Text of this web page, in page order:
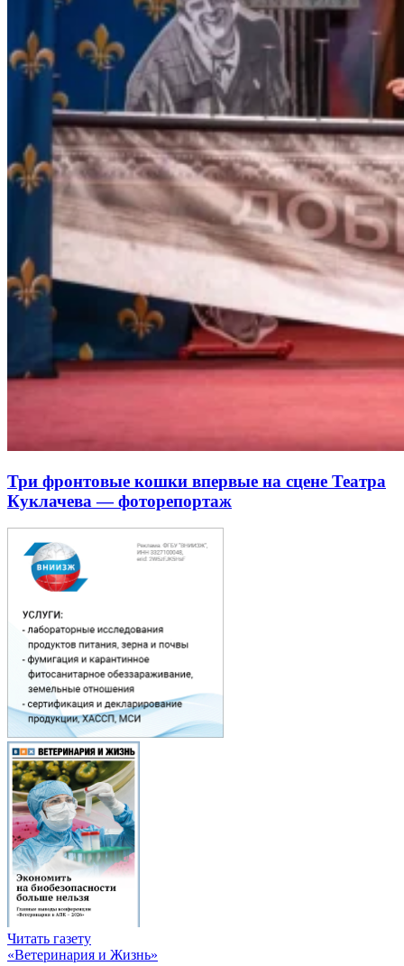
Три фронтовые кошки впервые на сцене Театра
Куклачева — фоторепортаж
Читать газету
«Ветеринария и Жизнь»